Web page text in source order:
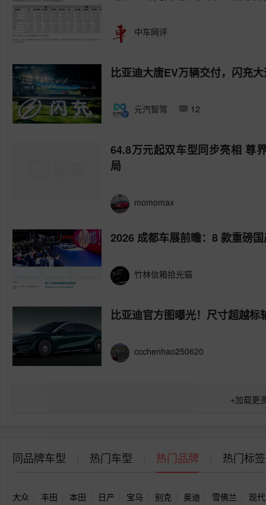
中车网评
比亚迪大唐EV万辆交付，闪充
元汽智驾 12
64.8万元起双车型同步亮相 尊
局
momomax
2026 成都车展前瞻：8 款重磅
竹林信箱拾光猫
比亚迪官方图曝光！尺寸超越
ccchenhao250620
+加载更
同品牌车型 热门车型 热门品牌 热门标签
大众 丰田 本田 日产 宝马 别克 奥迪 雪佛兰 现代